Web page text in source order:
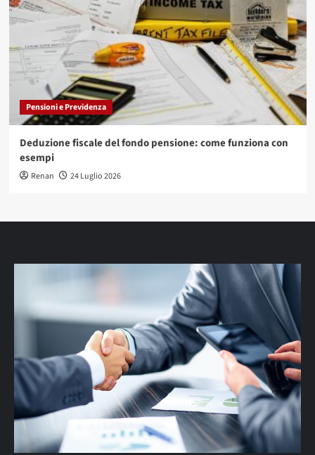
Pensioni e Previdenza
Deduzione fiscale del fondo pensione: come funziona con
esempi
Renan 24 Luglio 2026